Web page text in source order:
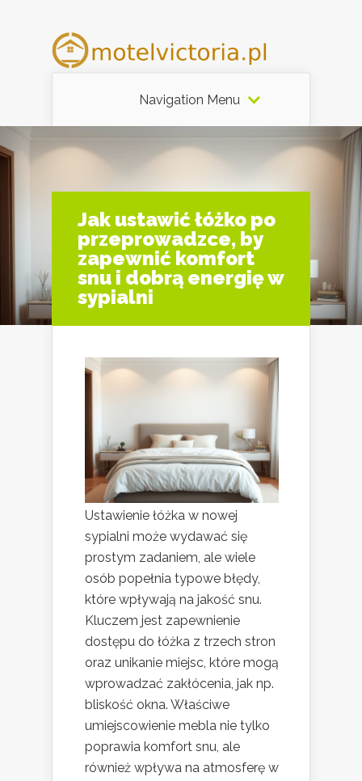
Navigation Menu
Jak ustawić łóżko po
przeprowadzce, by
zapewnić komfort
snu i dobrą energię w
sypialni
Ustawienie łóżka w nowej
sypialni może wydawać się
prostym zadaniem, ale wiele
osób popełnia typowe błędy,
które wpływają na jakość snu.
Kluczem jest zapewnienie
dostępu do łóżka z trzech stron
oraz unikanie miejsc, które mogą
wprowadzać zakłócenia, jak np.
bliskość okna. Właściwe
umiejscowienie mebla nie tylko
poprawia komfort snu, ale
również wpływa na atmosferę w